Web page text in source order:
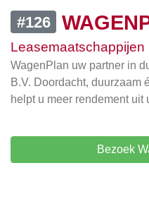
#126
Leasemaatschappijen
WagenPlan uw partner in
B.V. Doordacht, duurzaam
helpt u meer rendement uit
Bezoek